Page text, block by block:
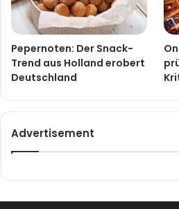
Pepernoten: Der Snack-
Trend aus Holland erobert
Deutschland
Advertisement